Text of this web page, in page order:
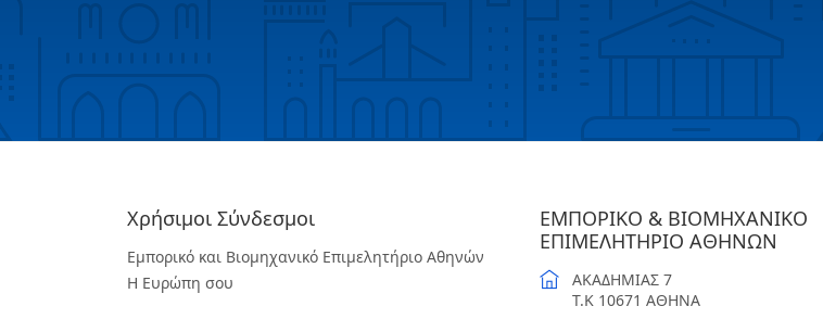
Χρήσιμοι Σύνδεσμοι
Εμπορικό και Βιομηχανικό Επιμελητήριο Αθηνών
Η Ευρώπη σου
ΕΜΠΟΡΙΚΟ & ΒΙΟΜΗΧΑΝΙΚΟ
ΕΠΙΜΕΛΗΤΗΡΙΟ ΑΘΗΝΩΝ
ΑΚΑΔΗΜΙΑΣ 7
T.K 10671 ΑΘΗΝΑ